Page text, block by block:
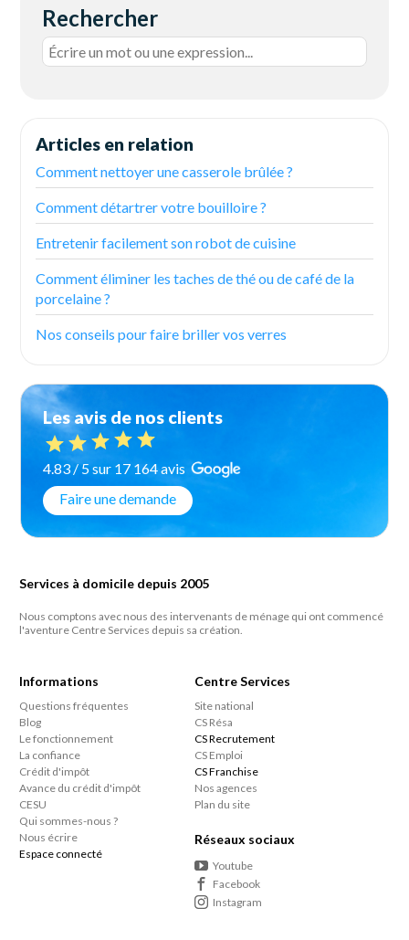
Rechercher
Articles en relation
Comment nettoyer une casserole brûlée ?
Comment détartrer votre bouilloire ?
Entretenir facilement son robot de cuisine
Comment éliminer les taches de thé ou de café de la
porcelaine ?
Nos conseils pour faire briller vos verres
Les avis de nos clients
4.83 / 5 sur 17 164 avis
Faire une demande
Services à domicile depuis 2005
Nous comptons avec nous des intervenants de ménage qui ont commencé
l'aventure Centre Services depuis sa création.
Informations
Questions fréquentes
Blog
Le fonctionnement
La confiance
Crédit d'impôt
Avance du crédit d'impôt
CESU
Qui sommes-nous ?
Nous écrire
Espace connecté
Centre Services
Site national
CS Résa
CS Recrutement
CS Emploi
CS Franchise
Nos agences
Plan du site
Réseaux sociaux
Youtube
Facebook
Instagram